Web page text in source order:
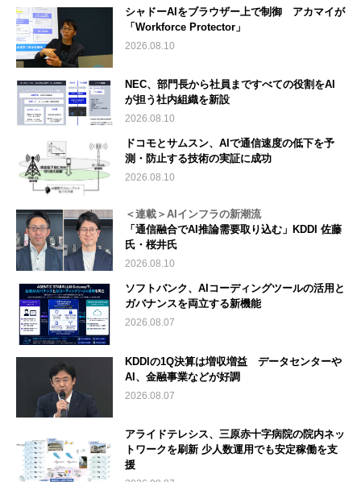
シャドーAIをブラウザー上で制御 アカマイが
「Workforce Protector」
2026.08.10
NEC、部門長から社員まですべての役割をAI
が担う社内組織を新設
2026.08.10
ドコモとサムスン、AIで通信速度の低下を予
測・防止する技術の実証に成功
2026.08.10
＜連載＞AIインフラの新潮流
「通信融合でAI推論需要取り込む」KDDI 佐藤
氏・桜井氏
2026.08.10
ソフトバンク、AIコーディングツールの活用と
ガバナンスを両立する新機能
2026.08.07
KDDIの1Q決算は増収増益 データセンターや
AI、金融事業などが好調
2026.08.07
アライドテレシス、三原赤十字病院の院内ネッ
トワークを刷新 少人数運用でも安定稼働を支
援